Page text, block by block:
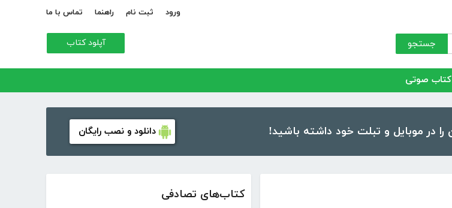
ورود ثبت نام راهنما تماس با ما
جستجو آپلود کتاب
کتاب صوتی
دانلود و نصب رایگان
کتاب‌های تصادفی